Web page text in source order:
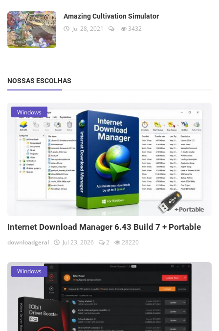
Amazing Cultivation Simulator
Jul 28, 2021 3432
NOSSAS ESCOLHAS
Windows
Internet Download Manager 6.43 Build 7 + Portable
downloadgeral Jul 23, 2026 2 28220
Windows